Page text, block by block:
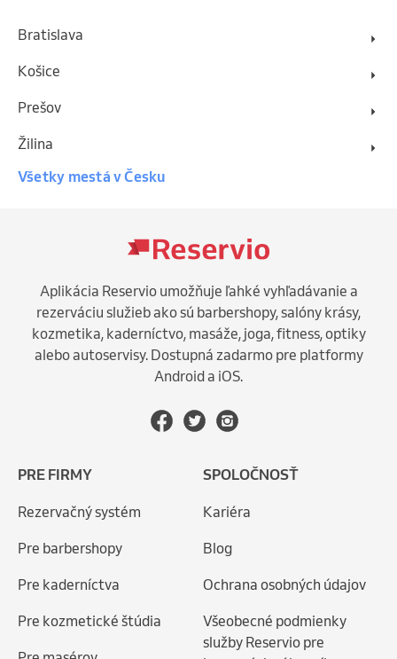
Bratislava
Košice
Prešov
Žilina
Všetky mestá v Česku
Aplikácia Reservio umožňuje ľahké vyhľadávanie a
rezerváciu služieb ako sú barbershopy, salóny krásy,
kozmetika, kaderníctvo, masáže, joga, fitness, optiky
alebo autoservisy. Dostupná zadarmo pre platformy
Android a iOS.
PRE FIRMY
Rezervačný systém
Pre barbershopy
Pre kaderníctva
Pre kozmetické štúdia
SPOLOČNOSŤ
Kariéra
Blog
Ochrana osobných údajov
Všeobecné podmienky
služby Reservio pre